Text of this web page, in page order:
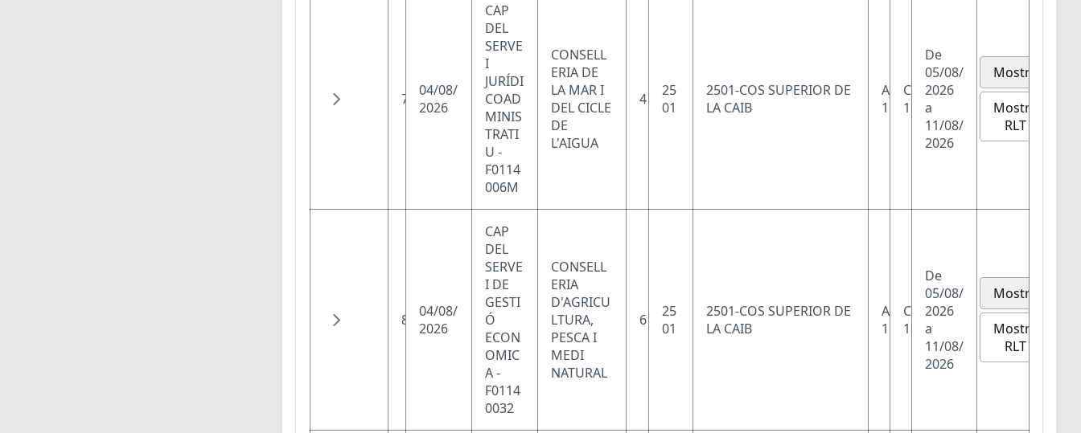
7
04/08/
2026
CAP
DEL
SERVE
I
JURÍDI
COAD
MINIS
TRATI
U -
F0114
006M
CONSELL
ERIA DE
LA MAR I
DEL CICLE
DE
L'AIGUA
4
25
01
2501-COS SUPERIOR DE
LA CAIB
A
1
C
1
De
05/08/
2026
a
11/08/
2026
Mostra
Mostra
RLT
8
04/08/
2026
CAP
DEL
SERVE
I DE
GESTI
Ó
ECON
OMIC
A -
F0114
0032
CONSELL
ERIA
D'AGRICU
LTURA,
PESCA I
MEDI
NATURAL
6
25
01
2501-COS SUPERIOR DE
LA CAIB
A
1
C
1
De
05/08/
2026
a
11/08/
2026
Mostra
Mostra
RLT